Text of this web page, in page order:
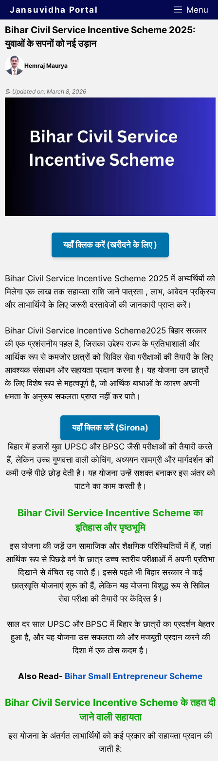
Jansuvidha Portal Menu
Bihar Civil Service Incentive Scheme 2025:
युवाओं के सपनों को नई उड़ान
Hemraj Maurya
📝 Updated on: March 8, 2026
यहाँ क्लिक करें (खरीदने के लिए )
Bihar Civil Service Incentive Scheme 2025 में अभ्यर्थियों को
मिलेगा एक लाख तक सहायता राशि जाने पात्रता , लाभ, आवेदन प्रक्रिया
और लाभार्थियों के लिए जरूरी दस्तावेजों की जानकारी प्राप्त करें।
Bihar Civil Service Incentive Scheme2025 बिहार सरकार
की एक प्रशंसनीय पहल है, जिसका उद्देश्य राज्य के प्रतिभाशाली और
आर्थिक रूप से कमजोर छात्रों को सिविल सेवा परीक्षाओं की तैयारी के लिए
आवश्यक संसाधन और सहायता प्रदान करना है। यह योजना उन छात्रों
के लिए विशेष रूप से महत्वपूर्ण है, जो आर्थिक बाधाओं के कारण अपनी
क्षमता के अनुरूप सफलता प्राप्त नहीं कर पाते।
यहाँ क्लिक करें (Sirona)
बिहार में हजारों युवा UPSC और BPSC जैसी परीक्षाओं की तैयारी करते
हैं, लेकिन उच्च गुणवत्ता वाली कोचिंग, अध्ययन सामग्री और मार्गदर्शन की
कमी उन्हें पीछे छोड़ देती है। यह योजना उन्हें सशक्त बनाकर इस अंतर को
पाटने का काम करती है।
Bihar Civil Service Incentive Scheme का
इतिहास और पृष्ठभूमि
इस योजना की जड़ें उन सामाजिक और शैक्षणिक परिस्थितियों में हैं, जहां
आर्थिक रूप से पिछड़े वर्ग के छात्र उच्च स्तरीय परीक्षाओं में अपनी प्रतिभा
दिखाने से वंचित रह जाते हैं। इससे पहले भी बिहार सरकार ने कई
छात्रवृत्ति योजनाएं शुरू की हैं, लेकिन यह योजना विशुद्ध रूप से सिविल
सेवा परीक्षा की तैयारी पर केंद्रित है।
साल दर साल UPSC और BPSC में बिहार के छात्रों का प्रदर्शन बेहतर
हुआ है, और यह योजना उस सफलता को और मजबूती प्रदान करने की
दिशा में एक ठोस कदम है।
Also Read- Bihar Small Entrepreneur Scheme
Bihar Civil Service Incentive Scheme के तहत दी
जाने वाली सहायता
इस योजना के अंतर्गत लाभार्थियों को कई प्रकार की सहायता प्रदान की
जाती है: